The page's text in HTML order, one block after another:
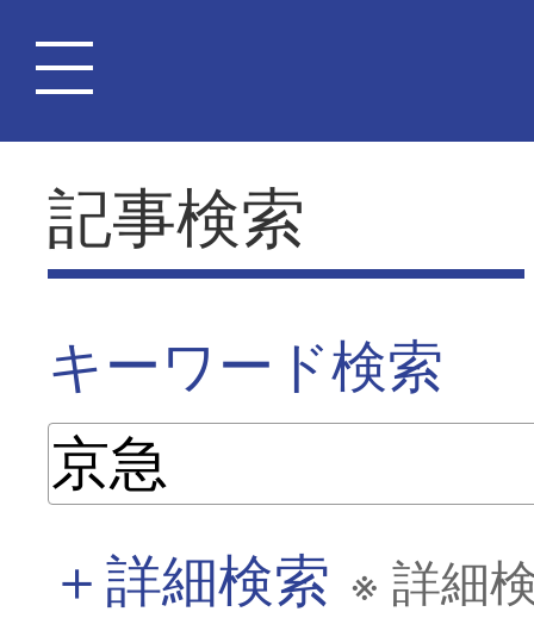
記事検索
キーワード検索
＋詳細検索 ※ 詳細